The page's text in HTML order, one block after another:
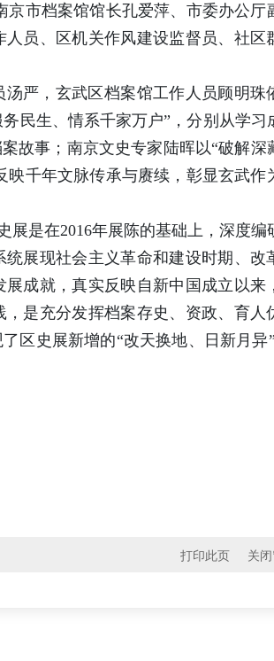
京市档案馆馆长孔爱萍、市委办公厅
员、区机关作风建设监督员、社区
严，玄武区档案馆工作人员顾明珠
民生、情系千家万户”，分别从学习
故事；南京文史专家陆晖以“破解深
映千年文脉传承与赓续，彰显玄武作
展是在2016年展陈的基础上，深度编
展现社会主义革命和建设时期、改
成就，真实反映自新中国成立以来
是充分发挥档案存史、资政、育人
区史展新增的“改天换地、日新月异
打印此页 关